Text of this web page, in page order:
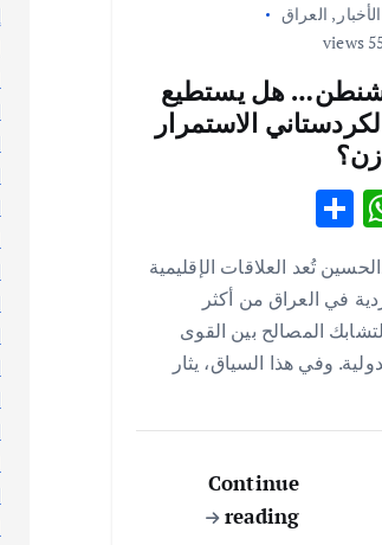
, العراق
هل يستطيع
الاستمرار
W
at
s
A
p
S
h
ar
e
تُعد العلاقات الإقليمية
في العراق من أكثر
المصالح بين القوى
وفي هذا السياق، يثار
Continue
reading